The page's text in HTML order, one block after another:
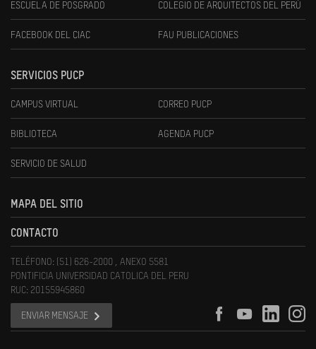
ESCUELA DE POSGRADO COLEGIO DE ARQUITECTOS DEL PERÚ
FACEBOOK DEL CIAC FAU PUBLICACIONES
SERVICIOS PUCP
CAMPUS VIRTUAL CORREO PUCP
BIBLIOTECA AGENDA PUCP
SERVICIO DE SALUD
MAPA DEL SITIO
CONTACTO
TELÉFONO: (51) 626-2000 , ANEXO 5581
PONTIFICIA UNIVERSIDAD CATOLICA DEL PERU
RUC: 20155945860
ENVIAR MENSAJE